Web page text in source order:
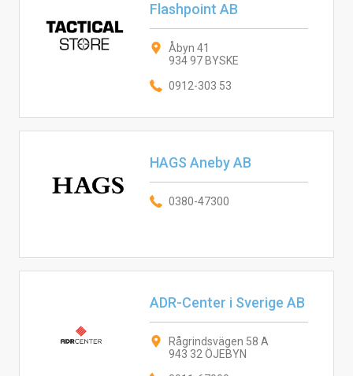
Flashpoint AB
Åbyn 41
934 97 BYSKE
0912-303 53
HAGS Aneby AB
0380-47300
ADR-Center i Sverige AB
Rågrindsvägen 58 A
943 32 ÖJEBYN